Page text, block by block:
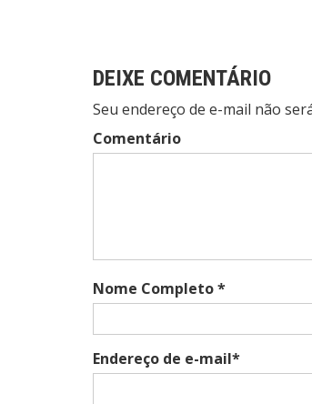
DEIXE COMENTÁRIO
Seu endereço de e-mail não
Comentário
Nome Completo *
Endereço de e-mail*